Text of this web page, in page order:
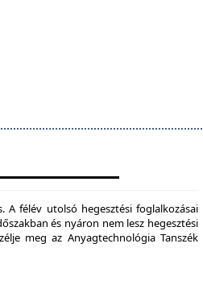
A félév utolsó hegesztési foglalkozásai
és nyáron nem lesz hegesztési
meg az Anyagtechnológia Tanszék